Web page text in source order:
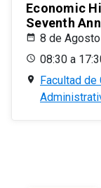
Economic
Seventh
8 de
08:30 a
Facultad de